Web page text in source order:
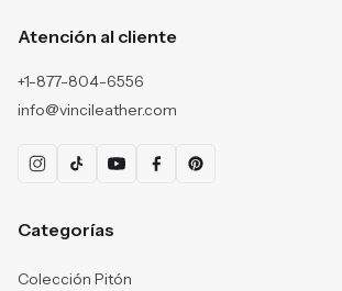
Atención al cliente
+1-877-804-6556
info@vincileather.com
Categorías
Colección Pitón